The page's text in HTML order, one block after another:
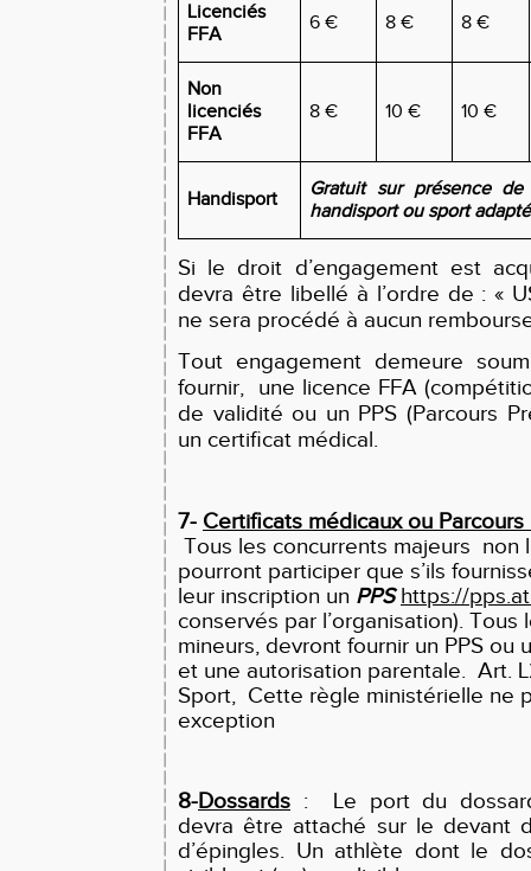
Licenciés
FFA
6 € 8 € 8 €
Non
licenciés
FFA
8 € 10 € 10 €
Handisport
Gratuit sur présence
handisport ou sport adapté
Si le droit d’engagement est
devra être libellé à l’ordre de : «
ne sera procédé à aucun
Tout engagement demeure
fournir, une licence FFA
de validité ou un PPS (Parcours
un certificat médical.
7- Certificats médicaux ou
Tous les concurrents majeurs non
pourront participer que s’ils
leur inscription un PPS https://
conservés par l’organisation). Tous
mineurs, devront fournir un PPS ou
et une autorisation parentale. Art.
Sport, Cette règle ministérielle ne
exception
8-Dossards : Le port du
devra être attaché sur le devant
d’épingles. Un athlète dont le